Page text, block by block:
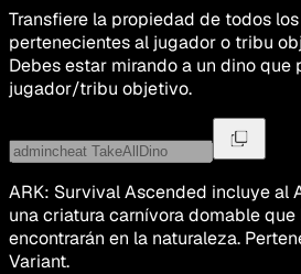
Transfiere la propiedad de todos
pertenecientes al jugador o tribu
Debes estar mirando a un dino que
jugador/tribu objetivo.
ARK: Survival Ascended incluye al
una criatura carnívora domable
encontrarán en la naturaleza.
Variant.